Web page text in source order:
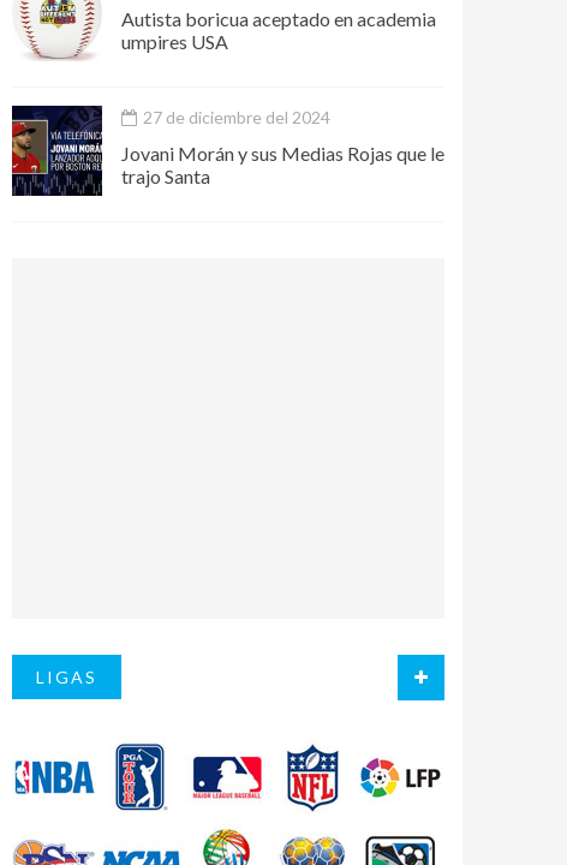
Autista boricua aceptado en academia
umpires USA
27 de diciembre del 2024
Jovani Morán y sus Medias Rojas que le
trajo Santa
LIGAS